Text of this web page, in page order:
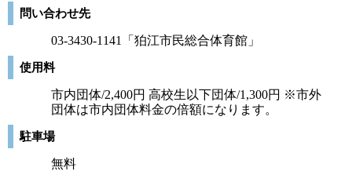
問い合わせ先
03-3430-1141「狛江市民総合体育館」
使用料
市内団体/2,400円 高校生以下団体/1,300円 ※市外
団体は市内団体料金の倍額になります。
駐車場
無料